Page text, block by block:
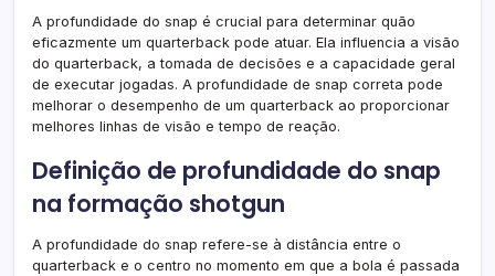
A profundidade do snap é crucial para determinar quão
eficazmente um quarterback pode atuar. Ela influencia a visão
do quarterback, a tomada de decisões e a capacidade geral
de executar jogadas. A profundidade de snap correta pode
melhorar o desempenho de um quarterback ao proporcionar
melhores linhas de visão e tempo de reação.
Definição de profundidade do snap
na formação shotgun
A profundidade do snap refere-se à distância entre o
quarterback e o centro no momento em que a bola é passada